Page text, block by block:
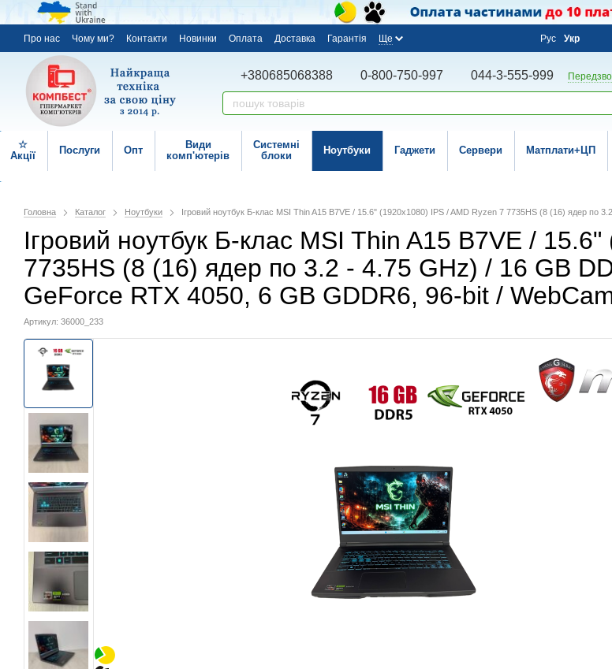
Про нас Чому ми? Контакти Новинки Оплата Доставка Гарантія Ще Рус Укр
+380685068388 0-800-750-997 044-3-555-999
☆
Акції
Послуги Опт
Види
комп'ютерів
Системні
блоки
Ноутбуки Гаджети Сервери Матплати+ЦП
Головна Каталог Ноутбуки Ігровий ноутбук Б-клас MSI Thin A15 B7VE / 15.6" (1920x1080) IPS / AMD Ryzen 7 7735HS (8 (16) ядер
Ігровий ноутбук Б-клас MSI Thin A15 B7VE /
7735HS (8 (16) ядер по 3.2 - 4.75 GHz) / 16 GB
GeForce RTX 4050, 6 GB GDDR6, 96-bit /
Артикул: 36000_233